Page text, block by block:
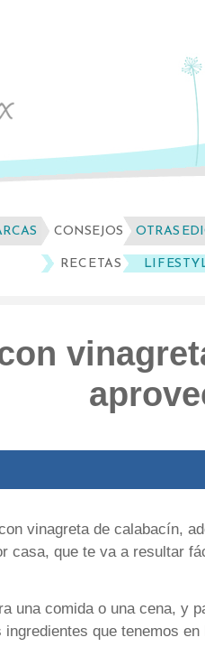
CONSEJOS
RECETAS
OTRAS
vinagreta de calabacín,
casa, que te va a resultar
una comida o una cena, y
que tenemos